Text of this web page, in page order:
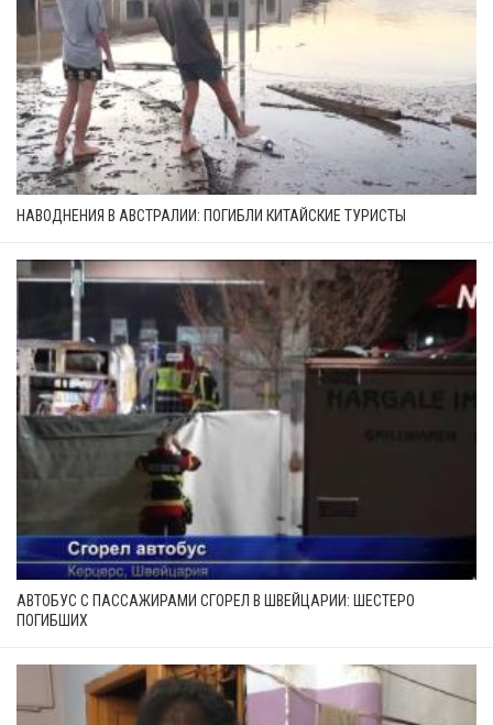
НАВОДНЕНИЯ В АВСТРАЛИИ: ПОГИБЛИ КИТАЙСКИЕ ТУРИСТЫ
АВТОБУС С ПАССАЖИРАМИ СГОРЕЛ В ШВЕЙЦАРИИ: ШЕСТЕРО
ПОГИБШИХ